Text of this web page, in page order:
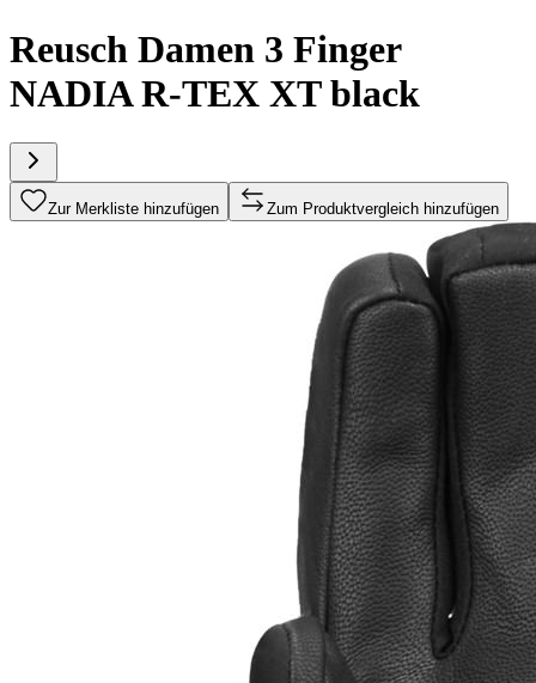
Reusch Damen 3 Finger
NADIA R-TEX XT black
Zur Merkliste hinzufügen Zum Produktvergleich hinzufügen